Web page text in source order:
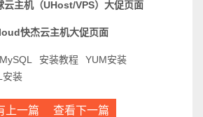
主机（UHost/VPS）大促页面
快杰云主机大促页面
安装教程
YUM安装
安装
上一篇 查看下一篇